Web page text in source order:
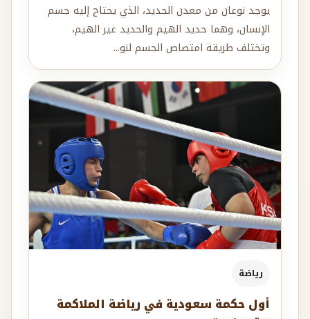
يوجد نوعان من معدن الحديد، الذي يحتاج إليه جسم
الإنسان، وهما حديد الهيم والحديد غير الهيم،
وتختلف طريقة امتصاص الجسم لنو...
رياضة
أول حكمة سعودية في رياضة الملاكمة